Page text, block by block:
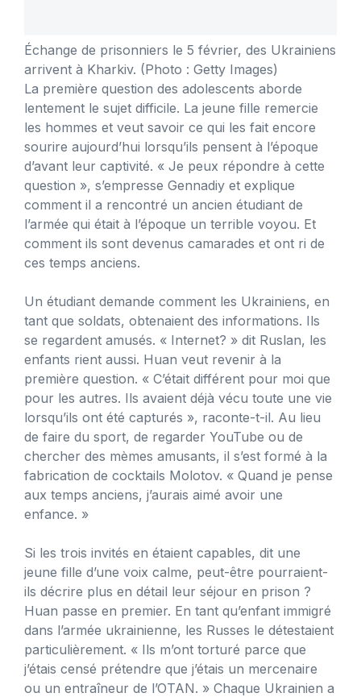
Échange de prisonniers le 5 février, des Ukrainiens
arrivent à Kharkiv. (Photo : Getty Images)
La première question des adolescents aborde
lentement le sujet difficile. La jeune fille remercie
les hommes et veut savoir ce qui les fait encore
sourire aujourd’hui lorsqu’ils pensent à l’époque
d’avant leur captivité. « Je peux répondre à cette
question », s’empresse Gennadiy et explique
comment il a rencontré un ancien étudiant de
l’armée qui était à l’époque un terrible voyou. Et
comment ils sont devenus camarades et ont ri de
ces temps anciens.
Un étudiant demande comment les Ukrainiens, en
tant que soldats, obtenaient des informations. Ils
se regardent amusés. « Internet? » dit Ruslan, les
enfants rient aussi. Huan veut revenir à la
première question. « C’était différent pour moi que
pour les autres. Ils avaient déjà vécu toute une vie
lorsqu’ils ont été capturés », raconte-t-il. Au lieu
de faire du sport, de regarder YouTube ou de
chercher des mèmes amusants, il s’est formé à la
fabrication de cocktails Molotov. « Quand je pense
aux temps anciens, j’aurais aimé avoir une
enfance. »
Si les trois invités en étaient capables, dit une
jeune fille d’une voix calme, peut-être pourraient-
ils décrire plus en détail leur séjour en prison ?
Huan passe en premier. En tant qu’enfant immigré
dans l’armée ukrainienne, les Russes le détestaient
particulièrement. « Ils m’ont torturé parce que
j’étais censé prétendre que j’étais un mercenaire
ou un entraîneur de l’OTAN. » Chaque Ukrainien a